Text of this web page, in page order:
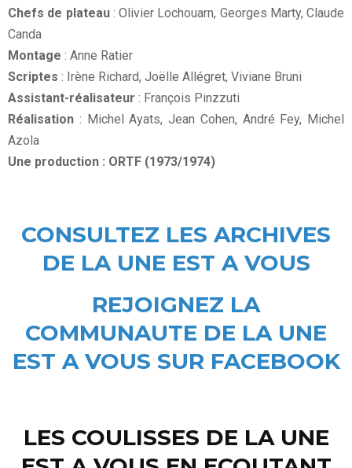
Chefs de plateau: Olivier Lochouarn, Georges Marty, Claude
Canda
Montage : Anne Ratier
Scriptes : Irène Richard, Joëlle Allégret, Viviane Bruni
Assistant-réalisateur : François Pinzzuti
Réalisation : Michel Ayats, Jean Cohen, André Fey, Michel
Azola
Une production : ORTF (1973/1974)
CONSULTEZ LES ARCHIVES
DE LA UNE EST A VOUS
REJOIGNEZ LA
COMMUNAUTE DE LA UNE
EST A VOUS SUR FACEBOOK
LES COULISSES DE LA UNE